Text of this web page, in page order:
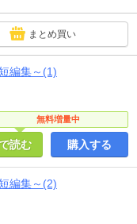
まとめ買い
編集～(1)
無料増量中
読む 購入する
編集～(2)